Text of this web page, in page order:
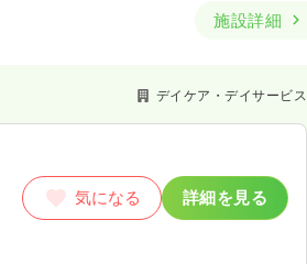
施設詳細
デイケア・デイサービス
気になる 詳細を見る